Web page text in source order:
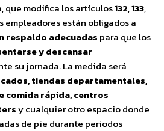
que modifica los artículos132,133,
empleadores están obligados a
respaldo adecuadas para que los
y descansar
su jornada. La medida será
tiendas departamentales,
comida rápida, centros
y cualquier otro espacio donde
de pie durante periodos